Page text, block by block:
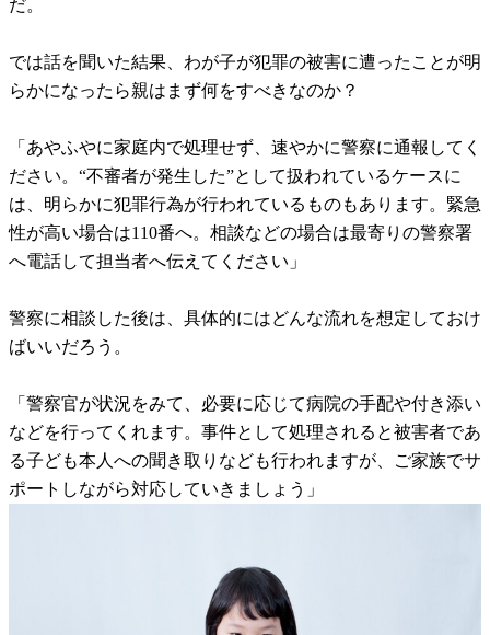
だ。
では話を聞いた結果、わが子が犯罪の被害に遭ったことが明
らかになったら親はまず何をすべきなのか？
「あやふやに家庭内で処理せず、速やかに警察に通報してく
ださい。“不審者が発生した”として扱われているケースに
は、明らかに犯罪行為が行われているものもあります。緊急
性が高い場合は110番へ。相談などの場合は最寄りの警察署
へ電話して担当者へ伝えてください」
警察に相談した後は、具体的にはどんな流れを想定しておけ
ばいいだろう。
「警察官が状況をみて、必要に応じて病院の手配や付き添い
などを行ってくれます。事件として処理されると被害者であ
る子ども本人への聞き取りなども行われますが、ご家族でサ
ポートしながら対応していきましょう」